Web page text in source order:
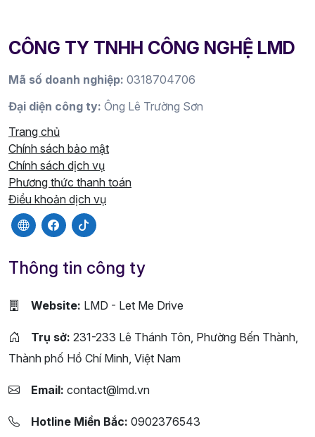
CÔNG TY TNHH CÔNG NGHỆ LMD
Mã số doanh nghiệp: 0318704706
Đại diện công ty: Ông Lê Trường Sơn
Trang chủ
Chính sách bảo mật
Chính sách dịch vụ
Phương thức thanh toán
Điều khoản dịch vụ
Thông tin công ty
Website: LMD - Let Me Drive
Trụ sở: 231-233 Lê Thánh Tôn, Phường Bến Thành,
Thành phố Hồ Chí Minh, Việt Nam
Email: contact@lmd.vn
Hotline Miền Bắc: 0902376543